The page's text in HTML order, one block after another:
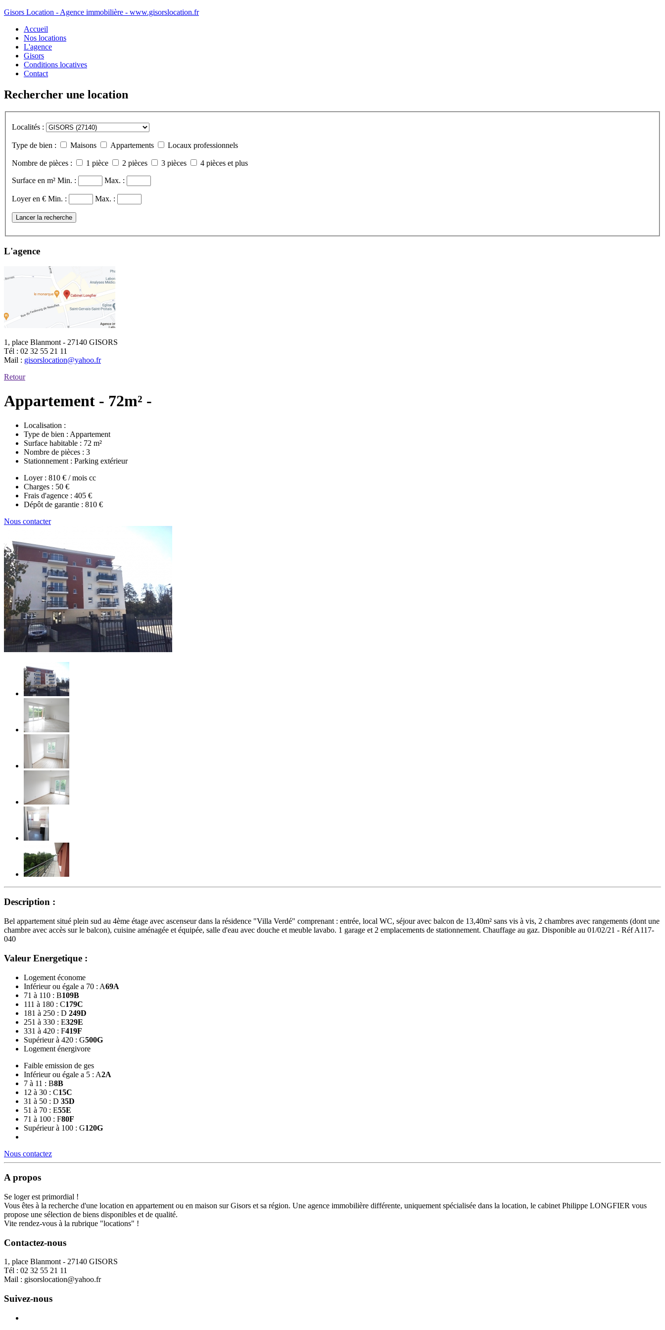
Gisors Location - Agence immobilière - www.gisorslocation.fr
Accueil
Nos locations
L'agence
Gisors
Conditions locatives
Contact
Rechercher une location
Localités :
Type de bien : Maisons Appartements Locaux professionnels
Nombre de pièces : 1 pièce 2 pièces 3 pièces 4 pièces et plus
Surface en m² Min. : Max. :
Loyer en € Min. : Max. :
Lancer la recherche
L'agence
1, place Blanmont - 27140 GISORS
Tél : 02 32 55 21 11
Mail : gisorslocation@yahoo.fr
Retour
Appartement - 72m² -
Localisation :
Type de bien : Appartement
Surface habitable : 72 m²
Nombre de pièces : 3
Stationnement : Parking extérieur
Loyer : 810 € / mois cc
Charges : 50 €
Frais d'agence : 405 €
Dépôt de garantie : 810 €
Nous contacter
Description :
Bel appartement situé plein sud au 4ème étage avec ascenseur dans la résidence "Villa Verdé" comprenant : entrée, local WC, séjour avec balcon de 13,40m² sans vis à vis, 2 chambres avec rangements (dont une
chambre avec accès sur le balcon), cuisine aménagée et équipée, salle d'eau avec douche et meuble lavabo. 1 garage et 2 emplacements de stationnement. Chauffage au gaz. Disponible au 01/02/21 - Réf A117-
040
Valeur Energetique :
Logement économe
Inférieur ou égale a 70 : A69A
71 à 110 : B109B
111 à 180 : C179C
181 à 250 : D 249D
251 à 330 : E329E
331 à 420 : F419F
Supérieur à 420 : G500G
Logement énergivore
Faible emission de ges
Inférieur ou égale a 5 : A2A
7 à 11 : B8B
12 à 30 : C15C
31 à 50 : D 35D
51 à 70 : E55E
71 à 100 : F80F
Supérieur à 100 : G120G
Nous contactez
A propos
Se loger est primordial !
Vous êtes à la recherche d'une location en appartement ou en maison sur Gisors et sa région. Une agence immobilière différente, uniquement spécialisée dans la location, le cabinet Philippe LONGFIER vous
propose une sélection de biens disponibles et de qualité.
Vite rendez-vous à la rubrique "locations" !
Contactez-nous
1, place Blanmont - 27140 GISORS
Tél : 02 32 55 21 11
Mail : gisorslocation@yahoo.fr
Suivez-nous